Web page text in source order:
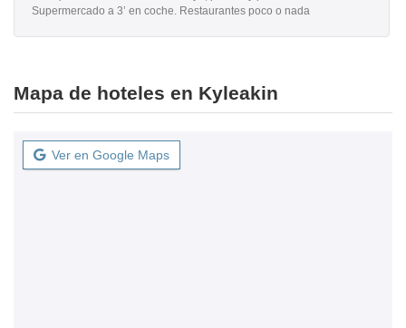
Supermercado a 3’ en coche. Restaurantes poco o nada
Mapa de hoteles en Kyleakin
Ver en Google Maps